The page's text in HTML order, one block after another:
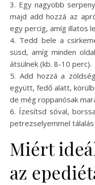
3. Egy nagyobb
majd add hozzá az
egy percig, amíg illatos
4. Tedd bele a
süsd, amíg minden
átsülnek (kb. 8-10 perc).
5. Add hozzá a
együtt, fedő alatt,
de még roppanósak
6. Ízesítsd sóval,
petrezselyemmel
Miért
az